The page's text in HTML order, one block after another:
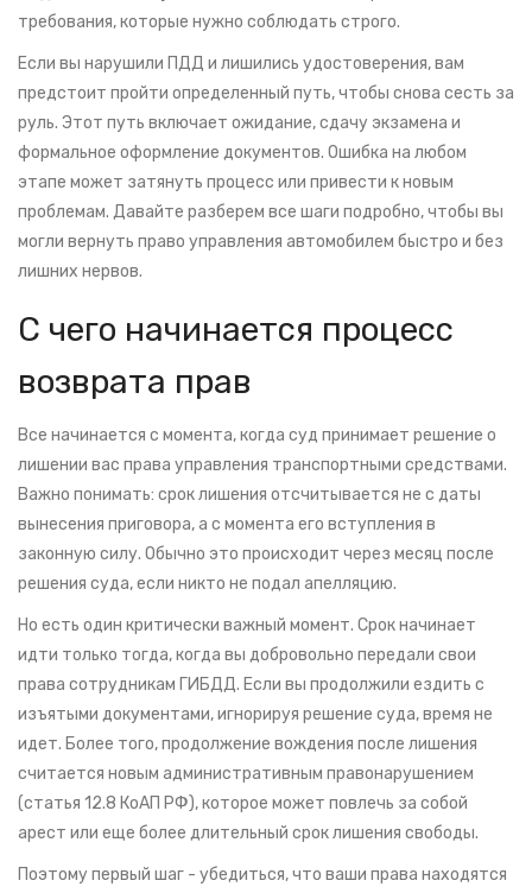
требования, которые нужно соблюдать строго.
Если вы нарушили ПДД и лишились удостоверения, вам
предстоит пройти определенный путь, чтобы снова сесть за
руль. Этот путь включает ожидание, сдачу экзамена и
формальное оформление документов. Ошибка на любом
этапе может затянуть процесс или привести к новым
проблемам. Давайте разберем все шаги подробно, чтобы вы
могли вернуть право управления автомобилем быстро и без
лишних нервов.
С чего начинается процесс
возврата прав
Все начинается с момента, когда суд принимает решение о
лишении вас права управления транспортными средствами.
Важно понимать: срок лишения отсчитывается не с даты
вынесения приговора, а с момента его вступления в
законную силу. Обычно это происходит через месяц после
решения суда, если никто не подал апелляцию.
Но есть один критически важный момент. Срок начинает
идти только тогда, когда вы добровольно передали свои
права сотрудникам ГИБДД. Если вы продолжили ездить с
изъятыми документами, игнорируя решение суда, время не
идет. Более того, продолжение вождения после лишения
считается новым административным правонарушением
(статья 12.8 КоАП РФ), которое может повлечь за собой
арест или еще более длительный срок лишения свободы.
Поэтому первый шаг - убедиться, что ваши права находятся